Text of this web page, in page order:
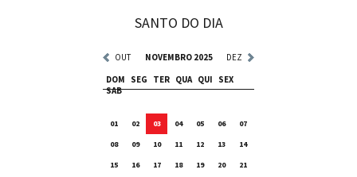
SANTO DO DIA
OUT NOVEMBRO 2025
DEZ
DOM
SEG TER QUA QUI
SEX
SAB
01 02 03 04 05 06
07
08
09 10 11 12 13
14
15
16 17 18 19 20
21